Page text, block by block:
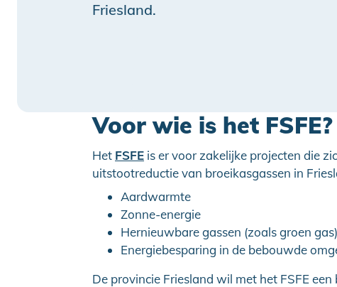
Friesland.
Voor wie is het FSFE?
Het FSFE is er voor zakelijke projecten die
uitstootreductie van broeikasgassen in
Aardwarmte
Zonne-energie
Hernieuwbare gassen (zoals groen gas)
Energiebesparing in de bebouwde
De provincie Friesland wil met het FSFE